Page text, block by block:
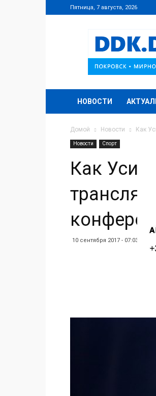
Пятница, 7 августа, 2026
DDK.DN.UA
НОВОСТИ
Домой Новости Как
Новости Спорт
Как Усик
10 сентября 2017 - 07:03